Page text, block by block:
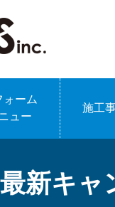
ォーム
ュー
施工
最新キャ